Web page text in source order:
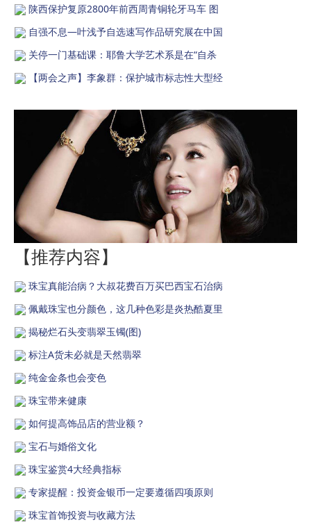
陕西保护复原2800年前西周青铜轮牙马车 图
自强不息—叶浅予自选速写作品研究展在中国
关停一门基础课：耶鲁大学艺术系是在“自杀
【两会之声】李象群：保护城市标志性大型经
【推荐内容】
珠宝真能治病？大叔花费百万买巴西宝石治病
佩戴珠宝也分颜色，这几种色彩是炎热酷夏里
揭秘烂石头变翡翠玉镯(图)
标注A货未必就是天然翡翠
纯金金条也会变色
珠宝带来健康
如何提高饰品店的营业额？
宝石与婚俗文化
珠宝鉴赏4大经典指标
专家提醒：投资金银币一定要遵循四项原则
珠宝首饰投资与收藏方法